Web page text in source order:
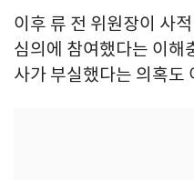
이후 류 전 위원장이 사
심의에 참여했다는 이해
사가 부실했다는 의혹도